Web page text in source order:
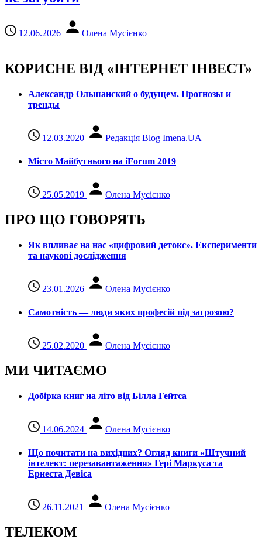
12.06.2026 Олена Мусієнко
КОРИСНЕ ВІД «ІНТЕРНЕТ ІНВЕСТ»
Александр Ольшанский о будущем. Прогнозы и
тренды
12.03.2020 Редакція Blog Imena.UA
Місто Майбутнього на iForum 2019
25.05.2019 Олена Мусієнко
ПРО ЩО ГОВОРЯТЬ
Як впливає на нас «цифровий детокс». Експерименти
та наукові дослідження
23.01.2026 Олена Мусієнко
Самотність — люди яких професій під загрозою?
25.02.2020 Олена Мусієнко
МИ ЧИТАЄМО
Добірка книг на літо від Білла Гейтса
14.06.2024 Олена Мусієнко
Що почитати на вихідних? Огляд книги «Штучний
інтелект: перезавантаження» Гері Маркуса та
Ернеста Девіса
26.11.2021 Олена Мусієнко
ТЕЛЕКОМ